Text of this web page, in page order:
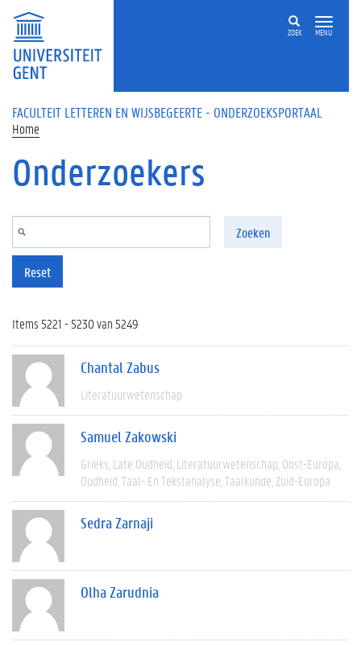
Overslaan en naar de inhoud gaan
ZOEK MENU
FACULTEIT LETTEREN EN WIJSBEGEERTE - ONDERZOEKSPORTAAL
Home
Onderzoekers
Zoeken
Reset
Items 5221 - 5230 van 5249
Chantal Zabus
Literatuurwetenschap
Samuel Zakowski
Grieks Late Oudheid Literatuurwetenschap Oost-Europa
Oudheid Taal- En Tekstanalyse Taalkunde Zuid-Europa
Sedra Zarnaji
Olha Zarudnia